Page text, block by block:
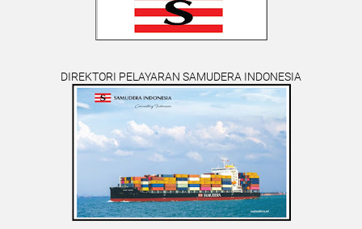
DIREKTORI PELAYARAN SAMUDERA INDONESIA